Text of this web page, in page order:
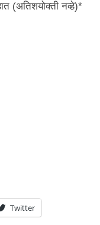
(अतिशयोक्ती नव्हे)*
Twitter